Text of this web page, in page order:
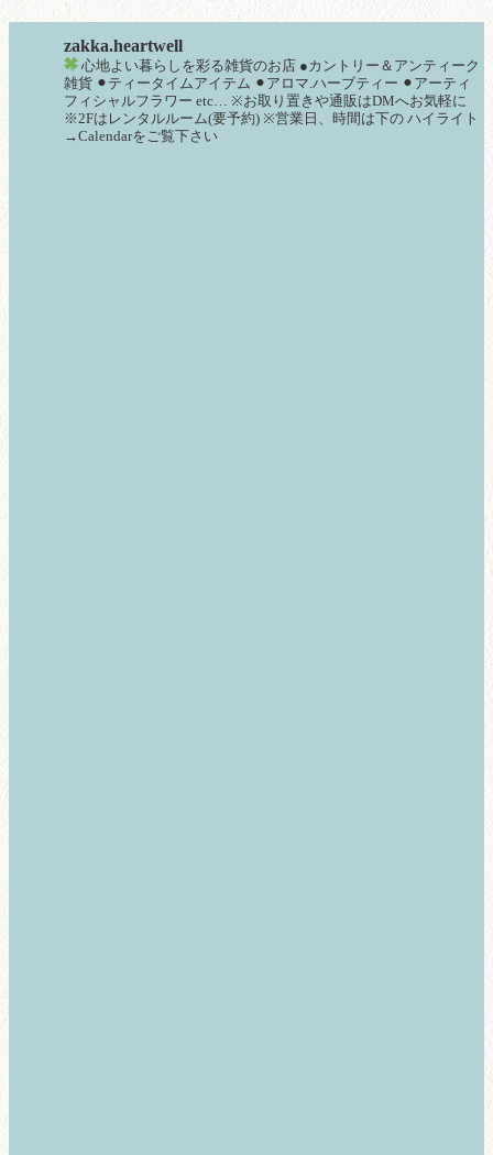
zakka.heartwell
心地よい暮らしを彩る雑貨のお店 ●カントリー＆アンティーク
雑貨 ⚫︎ティータイムアイテム ⚫︎アロマ.ハーブティー ⚫︎アーティ
フィシャルフラワー etc… ※お取り置きや通販はDMへお気軽に
※2Fはレンタルルーム(要予約) ※営業日、時間は下の ハイライト
→Calendarをご覧下さい